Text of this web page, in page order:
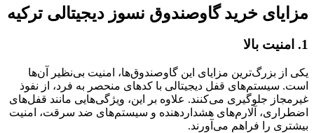
مزایای خرید گاوصندوق نسوز دیجیتالی ترکیه
1. امنیت بالا
یکی از بزرگ‌ترین مزایای این گاوصندوق‌ها، امنیت بی‌نظیر آن‌ها
است. سیستم‌های قفل دیجیتالی با کدهای منحصر به فرد، از نفوذ
غیرمجاز جلوگیری می‌کنند. علاوه بر این، ویژگی‌هایی مانند قفل‌های
اضطراری، آلارم‌های هشداردهنده و سیستم‌های ضد سرقت، امنیت
بیشتری را فراهم می‌آورند.